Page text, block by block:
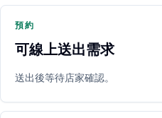
立即預約 開啟地圖
預約
可線上送出需求
送出後等待店家確認。